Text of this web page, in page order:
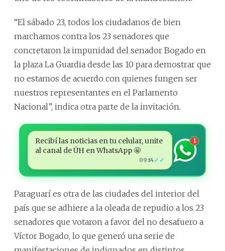
“El sábado 23, todos los ciudadanos de bien
marchamos contra los 23 senadores que
concretaron la impunidad del senador Bogado en
la plaza La Guardia desde las 10 para demostrar que
no estamos de acuerdo con quienes fungen ser
nuestros representantes en el Parlamento
Nacional”, indica otra parte de la invitación.
Recibí las noticias en tu celular, unite
al canal de ÚH en WhatsApp 🤩
09:14✓✓
1
Paraguarí es otra de las ciudades del interior del
país que se adhiere a la oleada de repudio a los 23
senadores que votaron a favor del no desafuero a
Víctor Bogado, lo que generó una serie de